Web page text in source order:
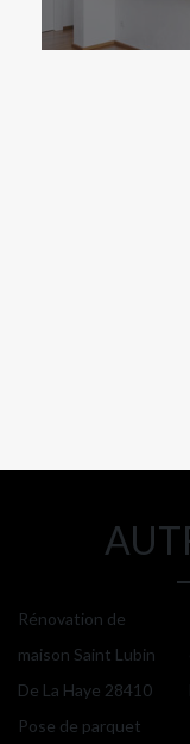
Rénovation de
maison Saint Lubin
De La Haye 28410
Pose de parquet